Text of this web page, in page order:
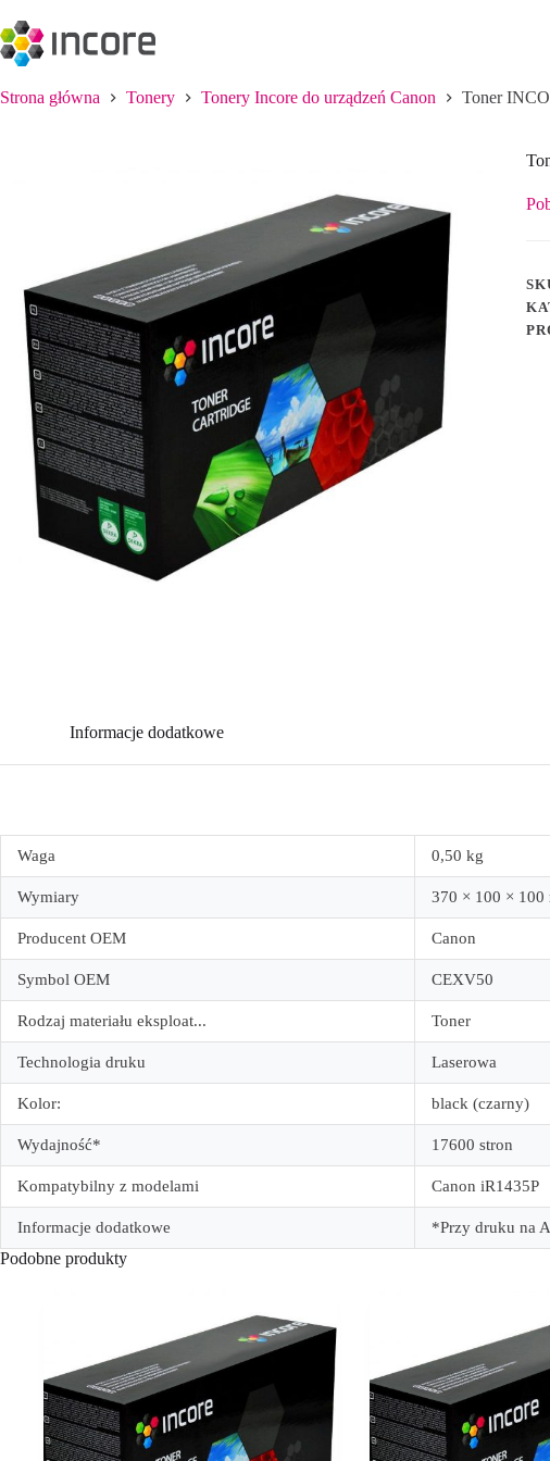
do
treści
Strona główna Tonery Tonery Incore do urządzeń Canon Toner
Informacje dodatkowe
Waga 0,50 kg
Wymiary 370 × 100 × 100
Producent OEM Canon
Symbol OEM CEXV50
Rodzaj materiału eksploat... Toner
Technologia druku Laserowa
Kolor: black (czarny)
Wydajność* 17600 stron
Kompatybilny z modelami Canon iR1435P
Informacje dodatkowe *Przy druku na
Podobne produkty